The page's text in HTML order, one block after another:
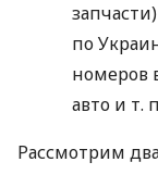
по
номеров
авто и т.
Рассмотрим